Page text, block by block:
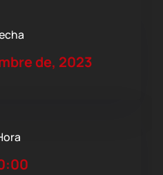
de, 2023